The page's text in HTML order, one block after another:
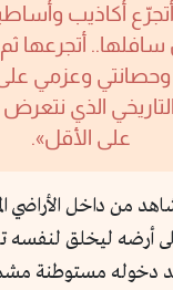
أتجرّع أكاذيب
أتجرعها
وحصانتي وعزمي
الذي نتعرض
على الأقل».
من داخل الأراضي
أرضه ليخلق لنفسه
دخوله مستوطنة